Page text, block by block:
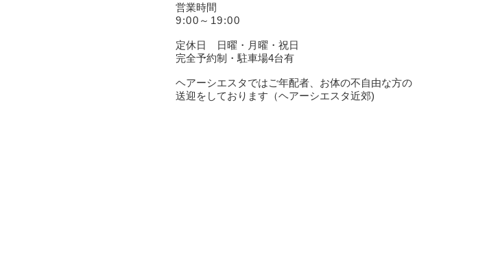
営業時間
9:00～19:00
定休日 日曜・月曜・祝日
完全予約制・駐車場4台有
ヘアーシエスタではご年配者、お体の不自由な方の
送迎をしております（ヘアーシエスタ近郊)